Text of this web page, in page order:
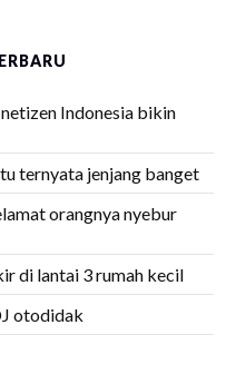
Indonesia bikin
ternyata jenjang banget
orangnya nyebur
di lantai 3 rumah kecil
otodidak